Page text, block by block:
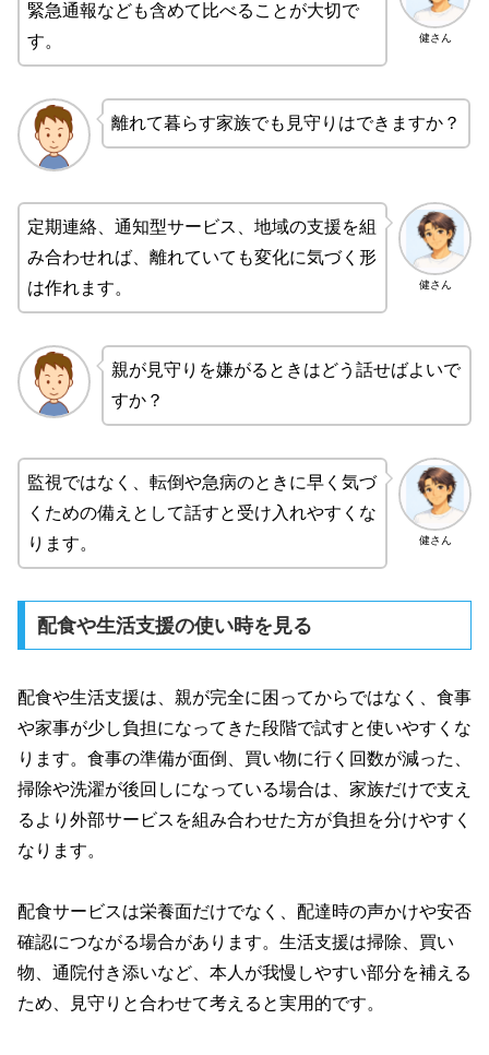
健さん
緊急通報なども含めて比べることが大切で
す。
離れて暮らす家族でも見守りはできますか？
健さん
定期連絡、通知型サービス、地域の支援を組
み合わせれば、離れていても変化に気づく形
は作れます。
親が見守りを嫌がるときはどう話せばよいで
すか？
健さん
監視ではなく、転倒や急病のときに早く気づ
くための備えとして話すと受け入れやすくな
ります。
配食や生活支援の使い時を見る
配食や生活支援は、親が完全に困ってからではなく、食事
や家事が少し負担になってきた段階で試すと使いやすくな
ります。食事の準備が面倒、買い物に行く回数が減った、
掃除や洗濯が後回しになっている場合は、家族だけで支え
るより外部サービスを組み合わせた方が負担を分けやすく
なります。
配食サービスは栄養面だけでなく、配達時の声かけや安否
確認につながる場合があります。生活支援は掃除、買い
物、通院付き添いなど、本人が我慢しやすい部分を補える
ため、見守りと合わせて考えると実用的です。